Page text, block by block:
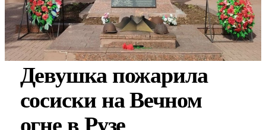
Девушка пожарила
сосиски на Вечном
огне в Рузе